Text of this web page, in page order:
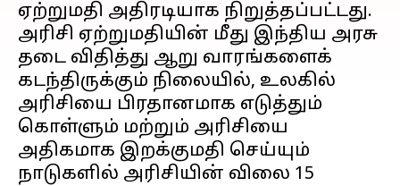
ஏற்றுமதி அதிரடியாக நிறுத்தப்பட்டது.
அரிசி ஏற்றுமதியின் மீது இந்திய அரசு
தடை விதித்து ஆறு வாரங்களைக்
கடந்திருக்கும் நிலையில், உலகில்
அரிசியை பிரதானமாக எடுத்தும்
கொள்ளும் மற்றும் அரிசியை
அதிகமாக இறக்குமதி செய்யும்
நாடுகளில் அரிசியின் விலை 15